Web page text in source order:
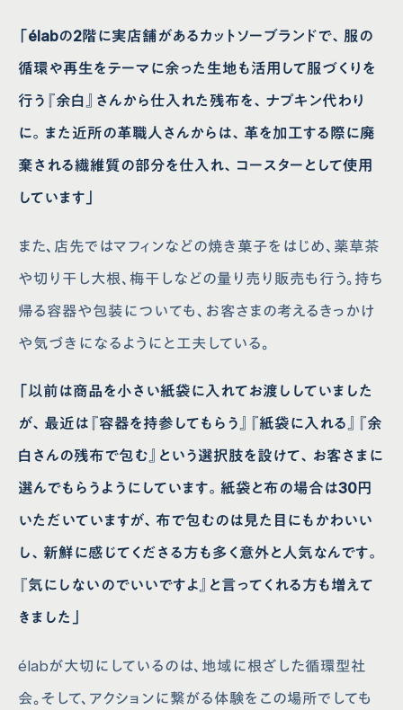
サイトポリシー
ソーシャルメディアポリシー
取扱説明書
お手入れ方法
よくあるご質問
クリンスイクラブ
「élabの2階に実店舗があるカットソーブランドで、服の
循環や再生をテーマに余った生地も活用して服づくりを
行う『余白』さんから仕入れた残布を、ナプキン代わり
に。また近所の革職人さんからは、革を加工する際に廃
棄される繊維質の部分を仕入れ、コースターとして使用
しています」
また、店先ではマフィンなどの焼き菓子をはじめ、薬草茶
や切り干し大根、梅干しなどの量り売り販売も行う。持ち
帰る容器や包装についても、お客さまの考えるきっかけ
や気づきになるようにと工夫している。
「以前は商品を小さい紙袋に入れてお渡ししていました
が、最近は『容器を持参してもらう』『紙袋に入れる』『余
白さんの残布で包む』という選択肢を設けて、お客さまに
選んでもらうようにしています。紙袋と布の場合は30円
いただいていますが、布で包むのは見た目にもかわいい
し、新鮮に感じてくださる方も多く意外と人気なんです。
『気にしないのでいいですよ』と言ってくれる方も増えて
きました」
élabが大切にしているのは、地域に根ざした循環型社
会。そして、アクションに繋がる体験をこの場所でしても